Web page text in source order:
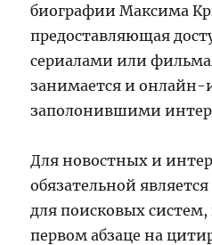
биографии Максима
предоставляющая
сериалами или
занимается и онлайн-
заполонившими
Для новостных и
обязательной
для поисковых систем,
первом абзаце на